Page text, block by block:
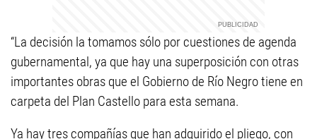
“La decisión la tomamos sólo por cuestiones de agenda
gubernamental, ya que hay una superposición con otras
importantes obras que el Gobierno de Río Negro tiene en
carpeta del Plan Castello para esta semana.
Ya hay tres compañías que han adquirido el pliego, con